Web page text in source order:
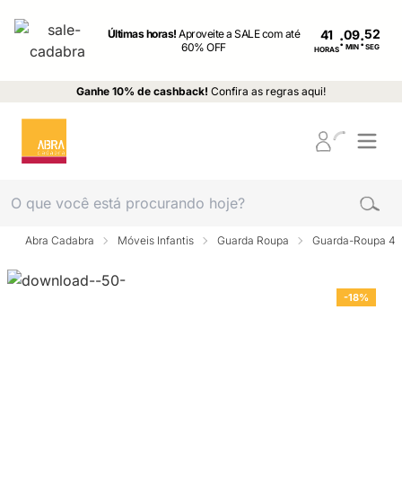
Últimas horas!Aproveite a SALE com até
60% OFF
41
HORAS: MIN : SEG
Ganhe 10% de cashback! Confira as regras aqui!
Abra Cadabra Móveis Infantis Guarda Roupa Guarda-Roupa 4
-18%